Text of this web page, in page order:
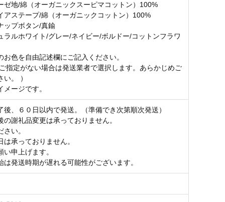
/綿（オーガニックスーピマコットン）100%
テープ/綿（オーガニックコットン）100%
ボタン/真鍮
ラルホワイト/グレー/ネイビー/ボルドー/コットンフラワ
色を自由記述欄にご記入ください。
ご指定がない場合は発送業者で選択します。あらかじめご
い。 ）
ージです。
後、６０日以内で発送。（準備でき次第順次発送）
謝礼品変更は承っておりません。
さい。
は承っておりません。
い申上げます。
発送時期が遅れる可能性がございます。